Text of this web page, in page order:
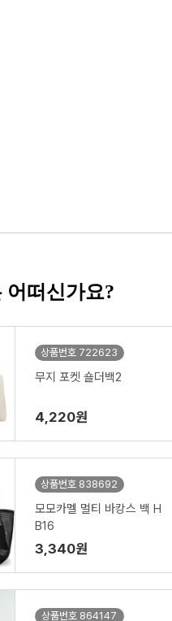
어떠신가요?
상품번호 722623
무지 포켓 숄더백2
4,220원
상품번호 838692
모모카멜 멀티 바캉스 백 H
B16
3,340원
상품번호 864147